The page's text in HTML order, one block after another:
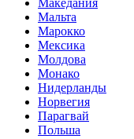
Македания
Мальта
Марокко
Мексика
Молдова
Монако
Нидерланды
Норвегия
Парагвай
Польша